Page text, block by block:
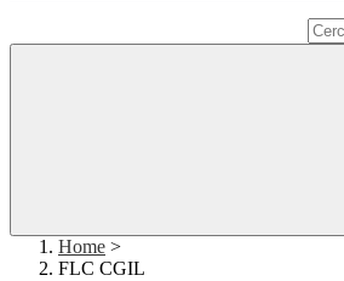
Home >
FLC CGIL